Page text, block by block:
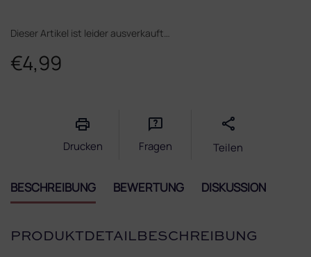
€4,99
Dieser Artikel ist leider ausverkauft…
Drucken Fragen Teilen
BESCHREIBUNG BEWERTUNG DISKUSSION
PRODUKTDETAILBESCHREIBUNG